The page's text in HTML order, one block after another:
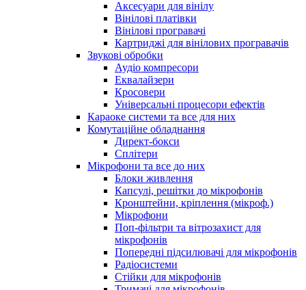
Аксесуари для вінілу
Вінілові платівки
Вінілові програвачі
Картриджі для вінілових програвачів
Звукові обробки
Аудіо компресори
Еквалайзери
Кросовери
Універсальні процесори ефектів
Караоке системи та все для них
Комутаційне обладнання
Директ-бокси
Сплітери
Мікрофони та все до них
Блоки живлення
Капсулі, решітки до мікрофонів
Кронштейни, кріплення (мікроф.)
Мікрофони
Поп-фільтри та вітрозахист для
мікрофонів
Попередні підсилювачі для мікрофонів
Радіосистеми
Стійки для мікрофонів